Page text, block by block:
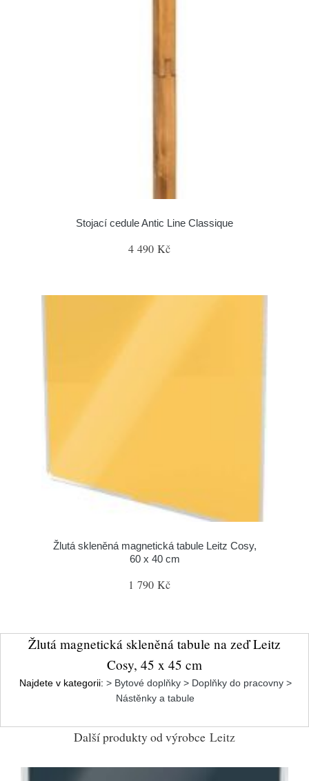
Stojací cedule Antic Line Classique
4 490 Kč
Žlutá skleněná magnetická tabule Leitz Cosy,
60 x 40 cm
1 790 Kč
Žlutá magnetická skleněná tabule na zeď Leitz
Cosy, 45 x 45 cm
Najdete v kategorii: > Bytové doplňky > Doplňky do pracovny >
Nástěnky a tabule
Další produkty od výrobce Leitz